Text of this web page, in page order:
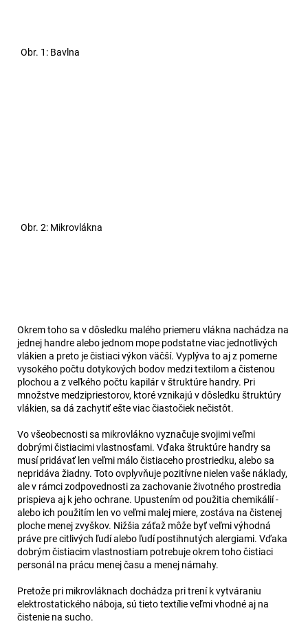
Obr. 1: Bavlna
Obr. 2: Mikrovlákna
Okrem toho sa v dôsledku malého priemeru vlákna nachádza na
jednej handre alebo jednom mope podstatne viac jednotlivých
vlákien a preto je čistiaci výkon väčší. Vyplýva to aj z pomerne
vysokého počtu dotykových bodov medzi textilom a čistenou
plochou a z veľkého počtu kapilár v štruktúre handry. Pri
množstve medzipriestorov, ktoré vznikajú v dôsledku štruktúry
vlákien, sa dá zachytiť ešte viac čiastočiek nečistôt.
Vo všeobecnosti sa mikrovlákno vyznačuje svojimi veľmi
dobrými čistiacimi vlastnosťami. Vďaka štruktúre handry sa
musí pridávať len veľmi málo čistiaceho prostriedku, alebo sa
nepridáva žiadny. Toto ovplyvňuje pozitívne nielen vaše náklady,
ale v rámci zodpovednosti za zachovanie životného prostredia
prispieva aj k jeho ochrane. Upustením od použitia chemikálií -
alebo ich použitím len vo veľmi malej miere, zostáva na čistenej
ploche menej zvyškov. Nižšia záťaž môže byť veľmi výhodná
práve pre citlivých ľudí alebo ľudí postihnutých alergiami. Vďaka
dobrým čistiacim vlastnostiam potrebuje okrem toho čistiaci
personál na prácu menej času a menej námahy.
Pretože pri mikrovláknach dochádza pri trení k vytváraniu
elektrostatického náboja, sú tieto textílie veľmi vhodné aj na
čistenie na sucho.